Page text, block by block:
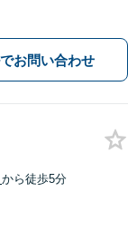
お問い合わせ
から徒歩5分